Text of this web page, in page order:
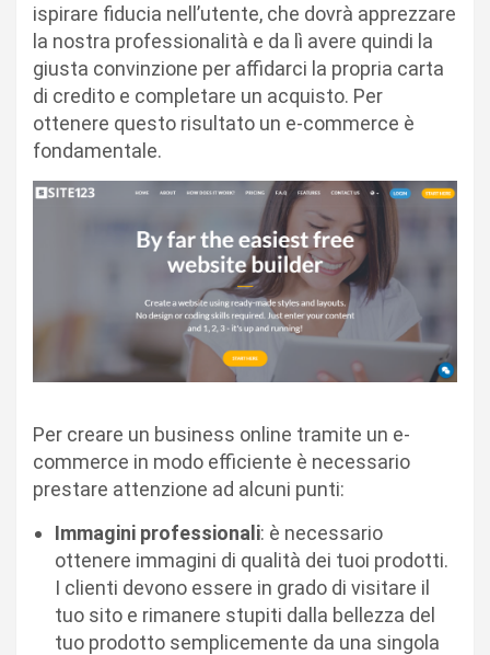
ispirare fiducia nell’utente, che dovrà apprezzare
la nostra professionalità e da lì avere quindi la
giusta convinzione per affidarci la propria carta
di credito e completare un acquisto. Per
ottenere questo risultato un e-commerce è
fondamentale.
Per creare un business online tramite un e-
commerce in modo efficiente è necessario
prestare attenzione ad alcuni punti:
Immagini professionali: è necessario
ottenere immagini di qualità dei tuoi prodotti.
I clienti devono essere in grado di visitare il
tuo sito e rimanere stupiti dalla bellezza del
tuo prodotto semplicemente da una singola